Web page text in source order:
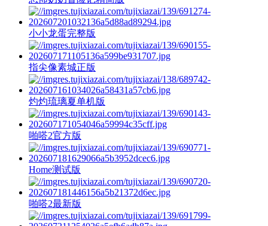
小小龙蛋完整版
指尖像素城正版
灼灼琉璃夏单机版
啪嗒2官方版
Home测试版
啪嗒2最新版